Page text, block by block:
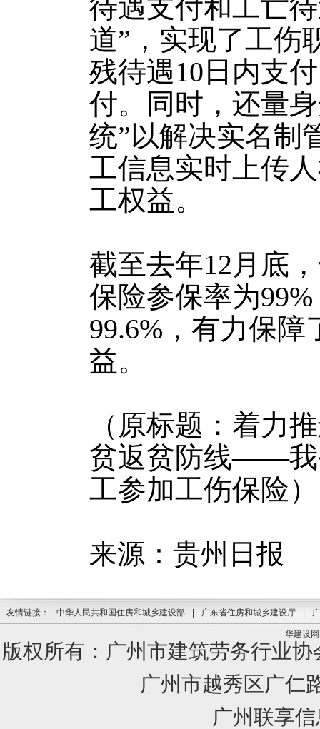
待遇支付和工亡
道”，实现了工伤
残待遇10日内支
付。同时，还量
统”以解决实名制
工信息实时上传
工权益。
截至去年12月底
保险参保率为
99.6%，有力保
益。
（原标题：着力
贫返贫防线——我
工参加工伤保险）
来源： 贵州日报
友情链接： 中华人民共和国住房和城乡建设部 广东省住房和城乡建设厅
华建设网
版权所有：广州市建筑劳务行业
广州市越秀区广仁
广州联享